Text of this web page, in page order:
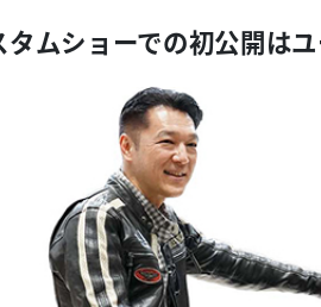
ムショーでの初公開は